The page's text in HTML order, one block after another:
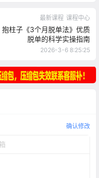
最新课程 课程中心
抱柱子《3个月脱单法》优质
脱单的科学实操指南
2026-3-6 8:25:25
确认修改